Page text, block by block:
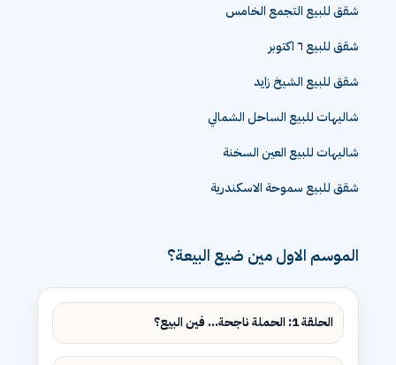
شقق للبيع التجمع الخامس
شقق للبيع ٦ اكتوبر
شقق للبيع الشيخ زايد
شاليهات للبيع الساحل الشمالي
شاليهات للبيع العين السخنة
شقق للبيع سموحة الاسكندرية
الموسم الاول مين ضيع البيعة؟
الحلقة 1: الحملة ناجحة... فين البيع؟